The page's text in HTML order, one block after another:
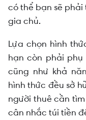
có thể bạn sẽ
gia chủ.
Lựa chọn hình
hạn còn phải
cũng như khả
hình thức đều sở
người thuê cần
cân nhắc túi tiền